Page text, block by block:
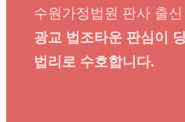
수원가정법원 판사 출
광교 법조타운 판심이
법리로 수호합니다.